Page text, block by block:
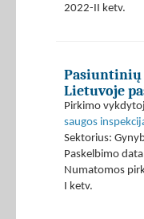
2022-II ketv.
Pasiuntinių
Lietuvoje
Pirkimo
saugos
Sektorius:
Paskelbimo
Numatomos
I ketv.